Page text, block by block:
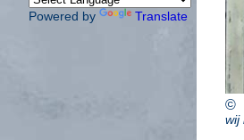
Powered by Translate
©
wij